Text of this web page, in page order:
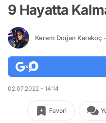
9 Hayatta
Kerem Doğan Karakoç
02.07.2022 - 14:14
Favori